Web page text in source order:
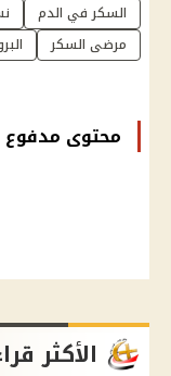
السكر في الدم
مرضى السكر
محتوى مدفوع
الأكثر